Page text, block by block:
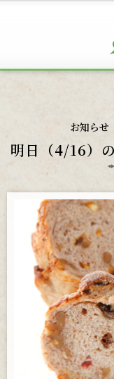
お客様へのご案内
お知らせ
ギャラリー
お問い合わせ
お知らせ
明日（4/16）